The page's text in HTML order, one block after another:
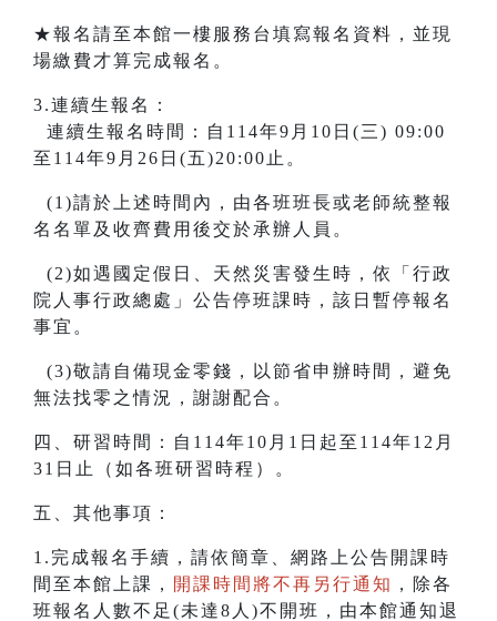
★報名請至本館一樓服務台填寫報名資料，並現
場繳費才算完成報名。
3.連續生報名：
連續生報名時間：自114年9月10日(三) 09:00
至114年9月26日(五)20:00止。
(1)請於上述時間內，由各班班長或老師統整報
名名單及收齊費用後交於承辦人員。
(2)如遇國定假日、天然災害發生時，依「行政
院人事行政總處」公告停班課時，該日暫停報名
事宜。
(3)敬請自備現金零錢，以節省申辦時間，避免
無法找零之情況，謝謝配合。
四、研習時間：自114年10月1日起至114年12月
31日止（如各班研習時程）。
五、其他事項：
1.完成報名手續，請依簡章、網路上公告開課時
間至本館上課，
開課時間將不再另行通知 ，除各
班報名人數不足(未達8人)不開班，由本館通知退